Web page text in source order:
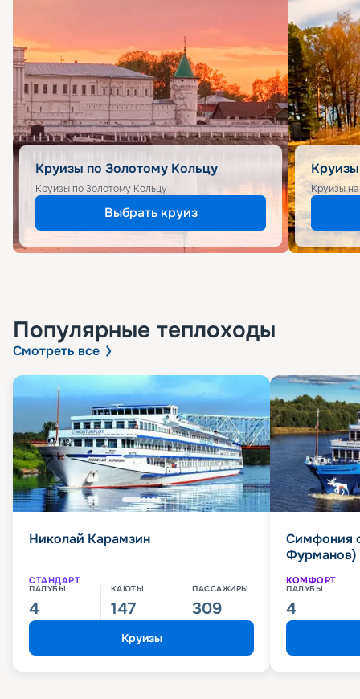
Круизы по Золотому Кольцу
Круизы по Золотому Кольцу
Выбрать круиз
Круизы
Популярные теплоходы
Смотреть все
Николай Карамзин
СТАНДАРТ
ПАЛУБЫ
4
КАЮТЫ
147
ПАССАЖИРЫ
309
Круизы
Симфония
Фурманов)
КОМФОРТ
ПАЛУБЫ
4